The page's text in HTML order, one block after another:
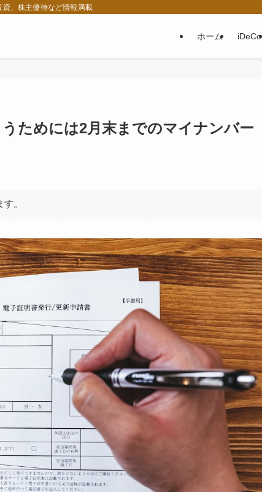
、株主優待など情報満載
ホーム iDeCo
ためには2月末までのマイナンバー
。